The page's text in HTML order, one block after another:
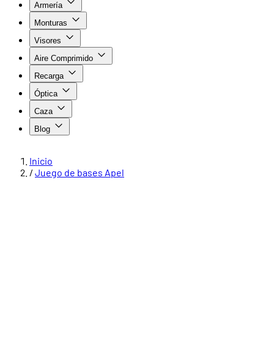
Armería
Monturas
Visores
Aire Comprimido
Recarga
Óptica
Caza
Blog
Inicio
/ Juego de bases Apel